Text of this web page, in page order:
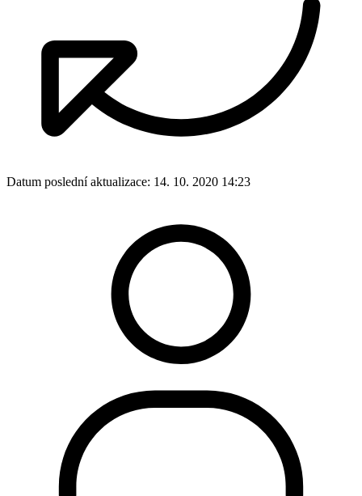
Datum poslední aktualizace: 14. 10. 2020 14:23